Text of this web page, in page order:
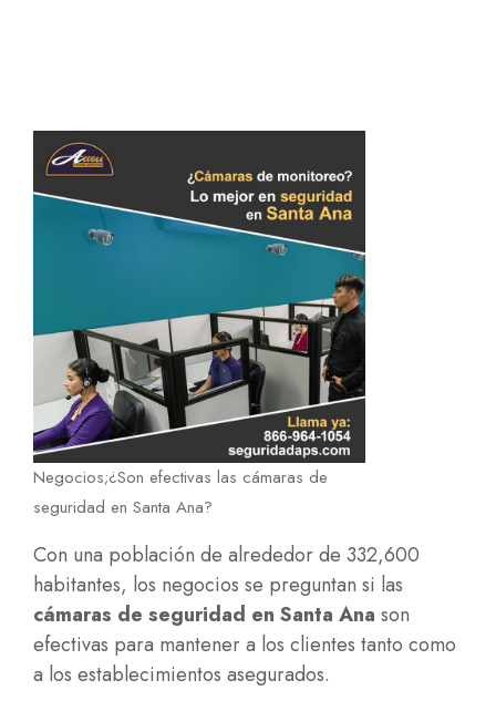
Negocios;¿Son efectivas las cámaras de
seguridad en Santa Ana?
Con una población de alrededor de 332,600
habitantes, los negocios se preguntan si las
cámaras de seguridad en Santa Ana son
efectivas para mantener a los clientes tanto como
a los establecimientos asegurados.